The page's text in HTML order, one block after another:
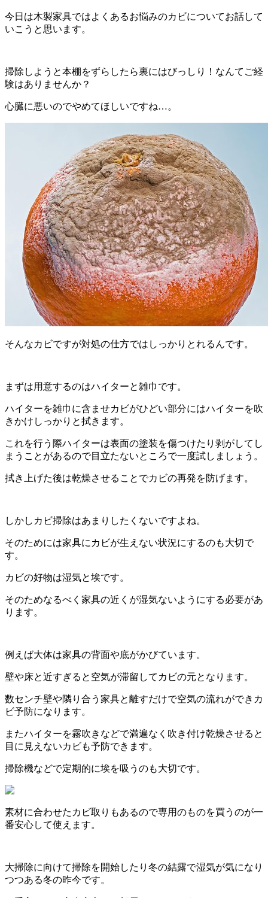
今日は木製家具ではよくあるお悩みのカビについてお話して
いこうと思います。
掃除しようと本棚をずらしたら裏にはびっしり！なんてご経
験はありませんか？
心臓に悪いのでやめてほしいですね…。
そんなカビですが対処の仕方ではしっかりとれるんです。
まずは用意するのはハイターと雑巾です。
ハイターを雑巾に含ませカビがひどい部分にはハイターを吹
きかけしっかりと拭きます。
これを行う際ハイターは表面の塗装を傷つけたり剥がしてし
まうことがあるので目立たないところで一度試しましょう。
拭き上げた後は乾燥させることでカビの再発を防げます。
しかしカビ掃除はあまりしたくないですよね。
そのためには家具にカビが生えない状況にするのも大切で
す。
カビの好物は湿気と埃です。
そのためなるべく家具の近くが湿気ないようにする必要があ
ります。
例えば大体は家具の背面や底がかびています。
壁や床と近すぎると空気が滞留してカビの元となります。
数センチ壁や隣り合う家具と離すだけで空気の流れができカ
ビ予防になります。
またハイターを霧吹きなどで満遍なく吹き付け乾燥させると
目に見えないカビも予防できます。
掃除機などで定期的に埃を吸うのも大切です。
素材に合わせたカビ取りもあるので専用のものを買うのが一
番安心して使えます。
大掃除に向けて掃除を開始したり冬の結露で湿気が気になり
つつある冬の昨今です。